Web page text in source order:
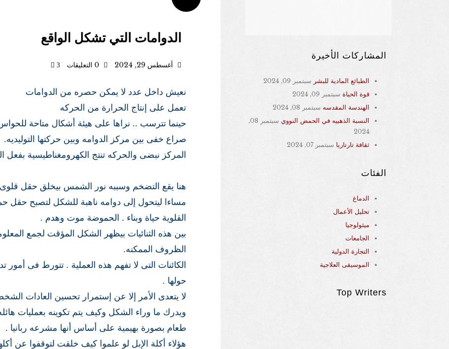
الدوامات التي تشكل الواقع
أغسطس 29, 2024 3
نعيش داخل عدد لا يمكن حصره من الدوامات
تعمل على إنتاج الحرارة من الحركه
حينما تترسب .. نراها على هيئة أشكال متاحة للحواس
صراع خفى بين مركز الدوامه وبين حركتها التوليديه.
المركز نبضى والحركه تنتج الكهرومغناطيسية بفعل
هنا يقع التضخم وسببه نور الشمس بيخلق حقل قلوى
مساءا ليتحول إلى دوامه ناهبة للشكل لتصبح حقل
القلوية حياة وبناء . الحموضة موت وهدم .
بين هذه الثنائيات بيظهر الشكل المؤقت لجمع
الظروف الممكنه.
الكائنات التى لا تفهم هذه العملية . تتورط فى
حولها .
لا يتعدى الأمر إلا عن إستمرار تحسين العادات
ويدرك ما وراء الشكل وكيف يتم تكوينه بعمليات
طعام بصورة بهيمية على أساس أنها مشرعه ربانيا .
هؤلاء أكلة الإبل لو علموا كيف خلقت لتوقفوا عن
المشاركات الأخيرة
الطبائع المادية للبشر سبتمبر 09, 2024
قوة الحياة سبتمبر 09, 2024
الهندسة المقدسه سبتمبر 08, 2024
النسبة الذهبيه في الحمض النووي
سبتمبر 08,
2024
ثقافة تارتاريا سبتمبر 07, 2024
الفئات
الدماغ
تحليل الأعمال
ميثولوجيا
الجامعات
التجارة الدولية
الموسيقى العلاجية
Top Writers